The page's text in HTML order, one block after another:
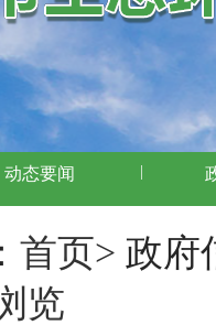
动态要闻
首页> 政府
览